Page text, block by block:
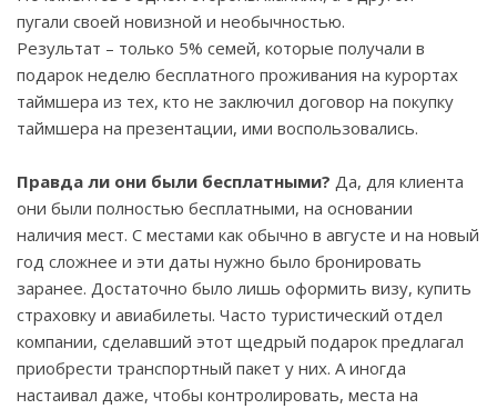
пугали своей новизной и необычностью.
Результат – только 5% семей, которые получали в
подарок неделю бесплатного проживания на курортах
таймшера из тех, кто не заключил договор на покупку
таймшера на презентации, ими воспользовались.
Правда ли они были бесплатными? Да, для клиента
они были полностью бесплатными, на основании
наличия мест. С местами как обычно в августе и на новый
год сложнее и эти даты нужно было бронировать
заранее. Достаточно было лишь оформить визу, купить
страховку и авиабилеты. Часто туристический отдел
компании, сделавший этот щедрый подарок предлагал
приобрести транспортный пакет у них. А иногда
настаивал даже, чтобы контролировать, места на